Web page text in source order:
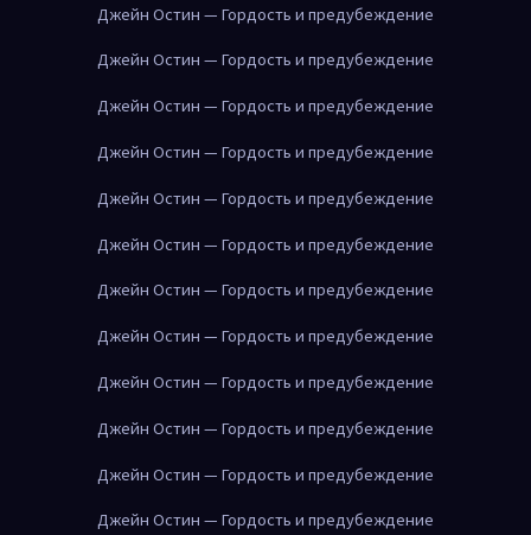
Джейн Остин — Гордость и предубеждение
Джейн Остин — Гордость и предубеждение
Джейн Остин — Гордость и предубеждение
Джейн Остин — Гордость и предубеждение
Джейн Остин — Гордость и предубеждение
Джейн Остин — Гордость и предубеждение
Джейн Остин — Гордость и предубеждение
Джейн Остин — Гордость и предубеждение
Джейн Остин — Гордость и предубеждение
Джейн Остин — Гордость и предубеждение
Джейн Остин — Гордость и предубеждение
Джейн Остин — Гордость и предубеждение